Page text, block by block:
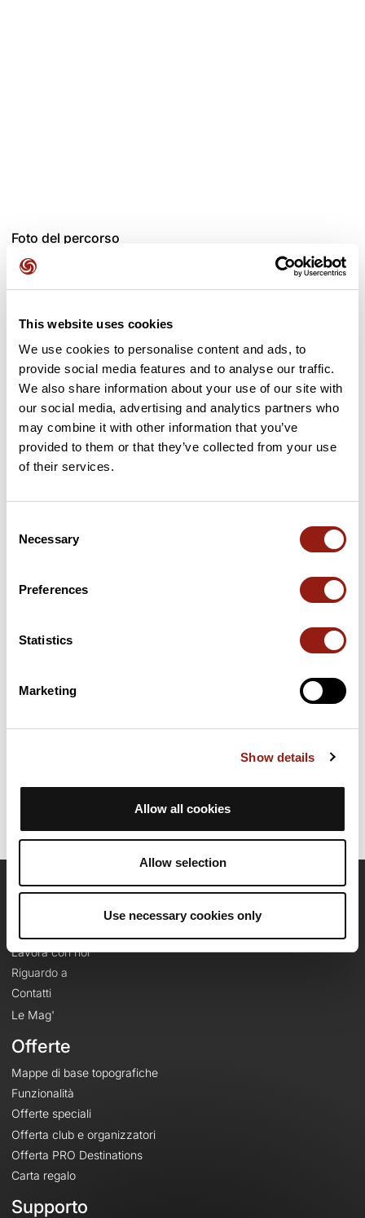
This website uses cookies
We use cookies to personalise content and ads, to
provide social media features and to analyse our traffic.
We also share information about your use of our site with
our social media, advertising and analytics partners who
may combine it with other information that you’ve
provided to them or that they’ve collected from your use
of their services.
Selection
Necessary
Preferences
Statistics
Marketing
Show details
Allow all cookies
Allow selection
Use necessary cookies only
•Record absolu Féminin à venir
•2025 à venir
Palmarès Masculin
Pelotons
•2025: à venir
Un parcours et une organisation pour vous permettre de
A vos baskets et rendez-vous le dimanche 21/09/2025 au
Foto del percorso
Recensioni degli utenti
Scopri questo percorso in marcia di 5 km vicino a Bretigny.
Prevedi circa 1 ora e 17 minuti per completare questo percorso.
Ultimo aggiornamento della scheda percorso: 25 giugno 2025, 22:18:54.
Lavora con noi
Riguardo a
Contatti
Le Mag'
Offerte
Mappe di base topografiche
Funzionalità
Offerte speciali
Offerta club e organizzatori
Offerta PRO Destinations
Carta regalo
Supporto